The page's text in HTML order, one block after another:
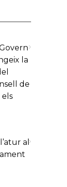
la
de
els
al